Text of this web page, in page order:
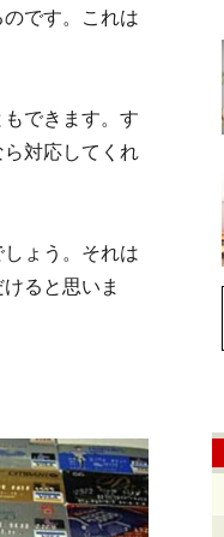
です。これは
できます。す
対応してくれ
ょう。それは
ると思いま